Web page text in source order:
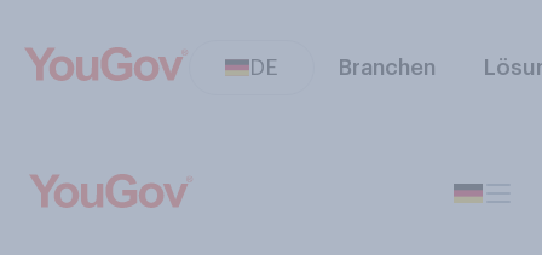
DE Branchen